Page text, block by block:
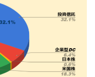
今後の方針